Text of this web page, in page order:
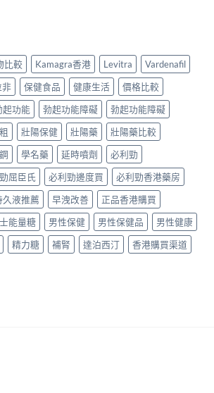
比較 Kamagra香港 Levitra
Vardenafil
非 保健食品 健康生活
價格比較
起功能 勃起功能障礙
勃起功能障礙
壯陽保健 壯陽藥
壯陽藥比較
學名藥 延時噴劑
必利勁
屈臣氏 必利勁邊度買
必利勁香港藥房
久液推薦 早洩改善
正品香港購買
能量糖 男性保健 男性保健品
男性健康
精力糖 補腎 達泊西汀 香港購買渠道